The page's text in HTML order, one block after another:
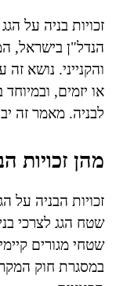
זכויות בניה על
הנדל"ן בישראל,
והקנייני. נושא
או יזמים,
לבניה. מאמר זה
מהן זכויות
זכויות הבניה על
שטח הגג לצרכי
שטחי מגורים
במסגרת חוק